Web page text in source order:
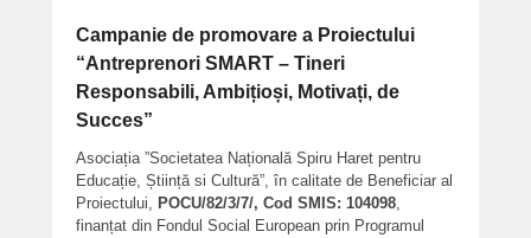
Campanie de promovare a Proiectului
“Antreprenori SMART – Tineri
Responsabili, Ambițioși, Motivați, de
Succes”
Asociația ”Societatea Națională Spiru Haret pentru
Educație, Știință si Cultură”, în calitate de Beneficiar al
Proiectului, POCU/82/3/7/, Cod SMIS: 104098,
finanțat din Fondul Social European prin Programul